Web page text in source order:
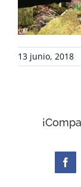
NOTICIAS
13 junio, 2018